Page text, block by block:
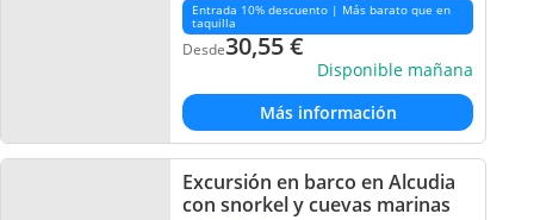
Entrada 10% descuento | Más barato que en
taquilla
Desde30,55€
Disponible mañana
Más información
Excursión en barco en Alcudia
con snorkel y cuevas marinas